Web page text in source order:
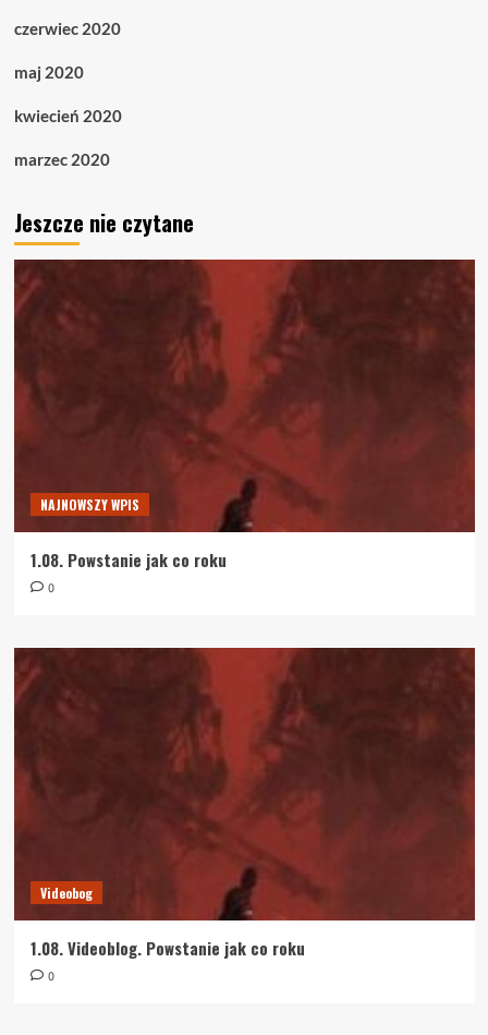
czerwiec 2020
maj 2020
kwiecień 2020
marzec 2020
Jeszcze nie czytane
NAJNOWSZY WPIS
1.08. Powstanie jak co roku
0
Videobog
1.08. Videoblog. Powstanie jak co roku
0